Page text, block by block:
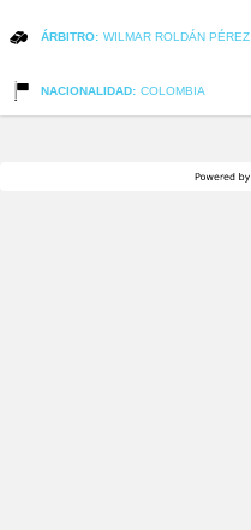
ÁRBITRO: WILMAR ROLDÁN PÉREZ
NACIONALIDAD: COLOMBIA